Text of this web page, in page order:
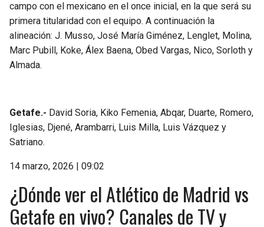
campo con el mexicano en el once inicial, en la que será su
primera titularidad con el equipo. A continuación la
alineación: J. Musso, José María Giménez, Lenglet, Molina,
Marc Pubill, Koke, Álex Baena, Obed Vargas, Nico, Sorloth y
Almada.
Getafe.- David Soria, Kiko Femenia, Abqar, Duarte, Romero,
Iglesias, Djené, Arambarri, Luis Milla, Luis Vázquez y
Satriano.
14 marzo, 2026 | 09:02
¿Dónde ver el Atlético de Madrid vs
Getafe en vivo? Canales de TV y